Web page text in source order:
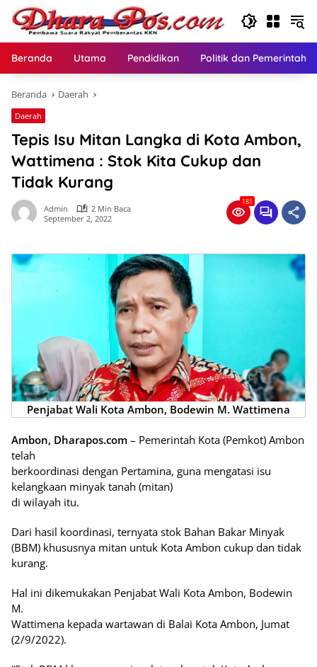
Langsung
konten
Beranda Utama Pendidikan Politik dan
Beranda Daerah
Daerah
Tepis Isu Mitan Langka di Kota Ambon,
Wattimena : Stok Kita Cukup dan
Tidak Kurang
Admin
2 Min Baca
September 2, 2022
181
Penjabat Wali Kota Ambon, Bodewin M. Wattimena
Ambon, Dharapos.com – Pemerintah Kota (Pemkot) Ambon
telah
berkoordinasi dengan Pertamina, guna mengatasi isu
kelangkaan minyak tanah (mitan)
di wilayah itu.
Dari hasil koordinasi, ternyata stok Bahan Bakar Minyak
(BBM) khususnya mitan untuk Kota Ambon cukup dan tidak
kurang.
Hal ini dikemukakan Penjabat Wali Kota Ambon, Bodewin
M.
Wattimena kepada wartawan di Balai Kota Ambon, Jumat
(2/9/2022).